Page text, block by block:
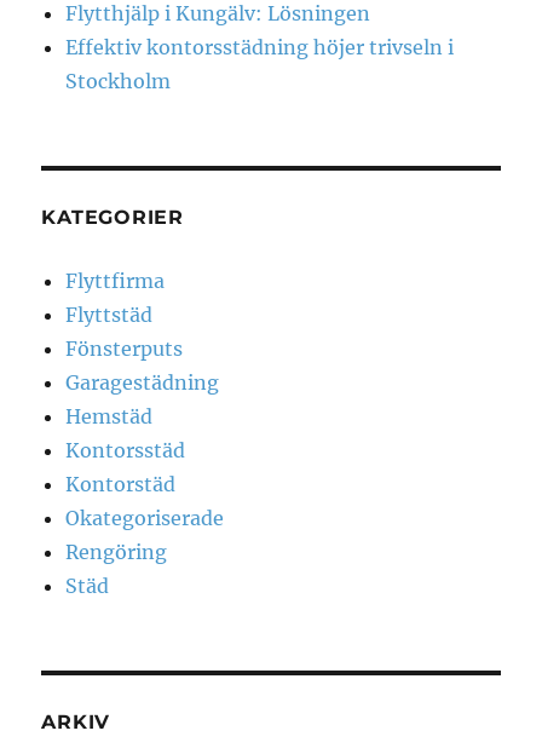
Flytthjälp i Kungälv: Lösningen
Effektiv kontorsstädning höjer trivseln i
Stockholm
KATEGORIER
Flyttfirma
Flyttstäd
Fönsterputs
Garagestädning
Hemstäd
Kontorsstäd
Kontorstäd
Okategoriserade
Rengöring
Städ
ARKIV